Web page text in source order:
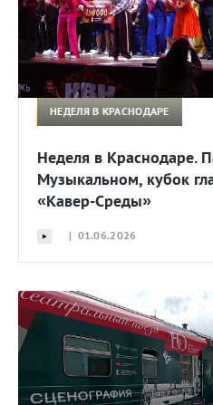
НЕДЕЛЯ В КРАСНОДАРЕ
Неделя в Краснодаре.
Музыкальном, кубок
«Кавер-Среды»
| 01.06.2026